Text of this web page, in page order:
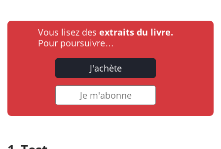
Vous lisez des extraits du livre.
Pour poursuivre…
J'achète
Je m'abonne